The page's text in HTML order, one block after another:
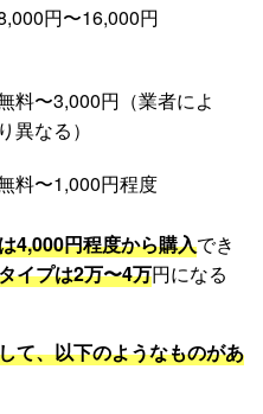
円〜16,000円
料〜3,000円（業者によ
り異なる）
料〜1,000円程度
4,000円程度から購入でき
イプは2万〜4万円になる
て、以下のようなものがあ